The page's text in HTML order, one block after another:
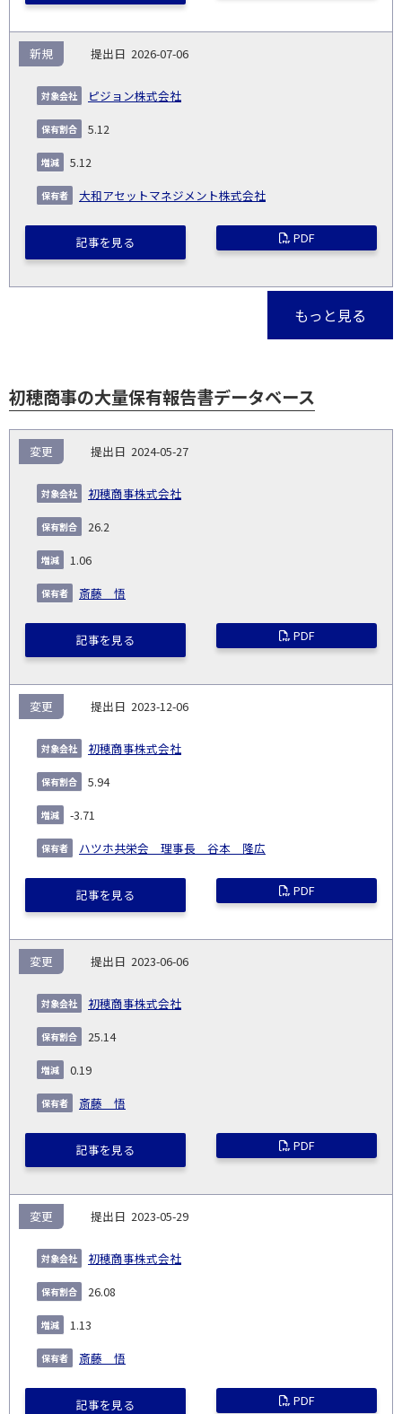
2026-07-06
ピジョン株式会社
新規
5.12
5.12
大和アセットマネジメント株式会社
記事を見る PDF
もっと見る
初穂商事の大量保有報告書データベース
NO.
告
義
務
発
生
日
出
コー
象
2024-05-27
初穂商事株式会社
変更
26.2
1.06
斎藤 悟
記事を見る PDF
2023-12-06
初穂商事株式会社
変更
5.94
-3.71
ハツホ共栄会 理事長 谷本 隆広
記事を見る PDF
2023-06-06
初穂商事株式会社
変更
25.14
0.19
斎藤 悟
記事を見る PDF
2023-05-29
初穂商事株式会社
変更
26.08
1.13
斎藤 悟
記事を見る PDF